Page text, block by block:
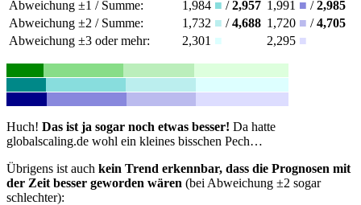
Abweichung ±1 / Summe: 1,984 ■ /2,957 1,991 ■ /2,985
Abweichung ±2 / Summe:
1,732 ■ /4,688 1,720 ■ /4,705
Abweichung ±3 oder mehr:
2,301 ■ 2,295 ■
Huch! Das ist ja sogar noch etwas besser! Da hatte
globalscaling.de wohl ein kleines bisschen Pech…
Übrigens ist auch kein Trend erkennbar, dass die Prognosen mit
der Zeit besser geworden wären (bei Abweichung ±2 sogar
schlechter):